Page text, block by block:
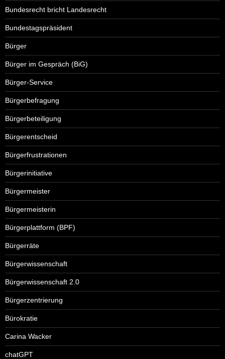
Bundesrecht bricht Landesrecht
Bundestagspräsident
Bürger
Bürger im Gespräch (BiG)
Bürger-Service
Bürgerbefragung
Bürgerbeteiligung
Bürgerentscheid
Bürgerfrustrationen
Bürgerinitiative
Bürgermeister
Bürgermeisterin
Bürgerplattform (BPF)
Bürgerräte
Bürgerwissenschaft
Bürgerwissenschaft 2.0
Bürgerzentrierung
Bürokratie
Carina Wacker
chatGPT